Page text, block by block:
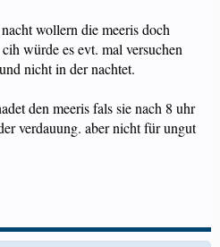
wollern die meeris doch
würde es evt. mal versuchen
nicht in der nachtet.
den meeris fals sie nach 8 uhr
verdauung. aber nicht für ungut